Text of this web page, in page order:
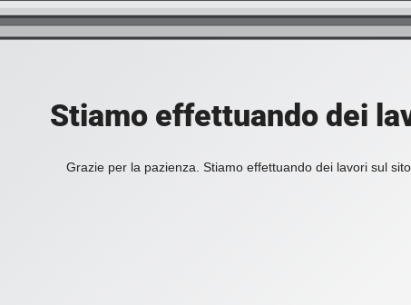
Stiamo effettuando dei
Grazie per la pazienza. Stiamo effettuando dei lavori sul